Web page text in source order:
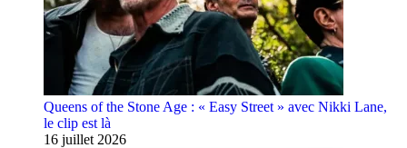
Queens of the Stone Age : « Easy Street » avec Nikki Lane,
le clip est là
16 juillet 2026